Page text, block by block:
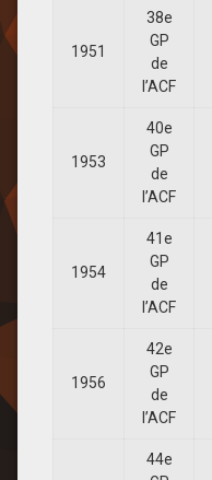
1951
38e
GP
de
l’ACF
1953
40e
GP
de
l’ACF
1954
41e
GP
de
l’ACF
1956
42e
GP
de
l’ACF
44e